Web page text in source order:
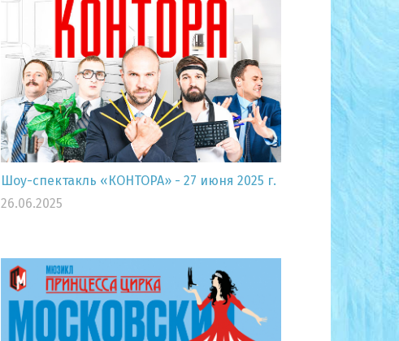
Шоу-спектакль «КОНТОРА» - 27 июня 2025 г.
26.06.2025